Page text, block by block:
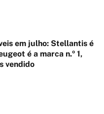
em julho: Stellantis é
é a marca n.º 1,
vendido